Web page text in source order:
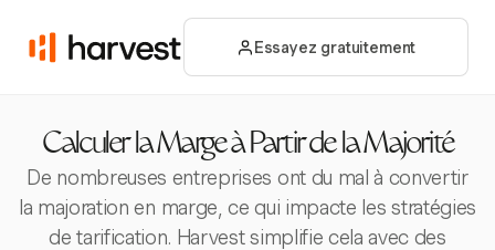
Essayez gratuitement
Calculer la Marge à Partir de la Majorité
De nombreuses entreprises ont du mal à convertir
la majoration en marge, ce qui impacte les stratégies
de tarification. Harvest simplifie cela avec des